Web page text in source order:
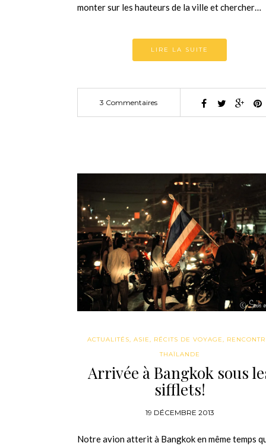
monter sur les hauteurs de la ville et chercher…
LIRE LA SUITE
3 Commentaires
ACTUALITÉS, ASIE, RÉCITS DE VOYAGE,
THAÏLANDE
Arrivée à Bangkok sous
sifflets!
19 DÉCEMBRE 2013
Notre avion atterit à Bangkok en même temps